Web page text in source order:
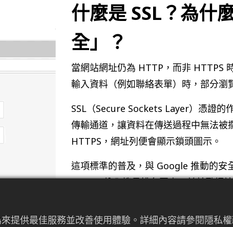
什麼是 SSL？為什
全」？
當網站網址仍為 HTTP，而非 HTTPS
輸入資料（例如聯絡表單）時，部分瀏
SSL（Secure Sockets Layer）憑證的
傳輸通道，讓資料在傳送過程中無法被
HTTPS，網址列便會顯示鎖頭圖示。
這項標準的普及，與 Google 推動的
HTTPS 納入搜尋排名因素，並鼓勵網
提供最佳服務並改善使用體驗。詳細內容請參閱隱私